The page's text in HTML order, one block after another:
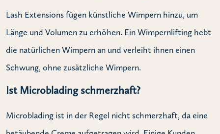
Lash Extensions fügen künstliche Wimpern hinzu, um
Länge und Volumen zu erhöhen. Ein Wimpernlifting hebt
die natürlichen Wimpern an und verleiht ihnen einen
Schwung, ohne zusätzliche Wimpern.
Ist Microblading schmerzhaft?
Microblading ist in der Regel nicht schmerzhaft, da eine